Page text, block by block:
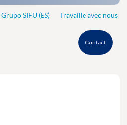
Grupo SIFU (ES) Travaille avec nous
Contact